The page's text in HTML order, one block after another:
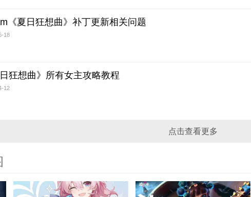
《夏日狂想曲》补丁更新相关问题
18
日狂想曲》所有女主攻略教程
12
点击查看更多